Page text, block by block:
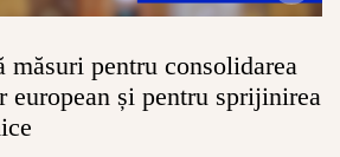
măsuri pentru consolidarea
european și pentru sprijinirea